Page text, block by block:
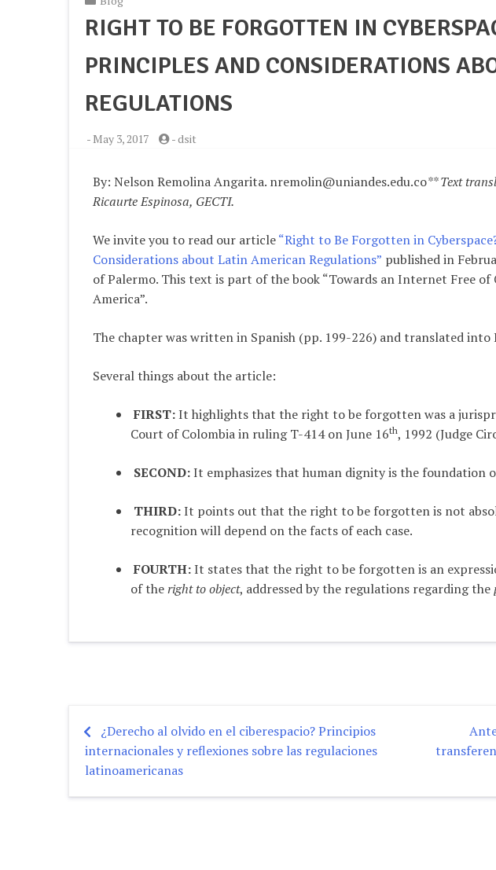
RIGHT TO BE FORGOTTEN IN
PRINCIPLES AND CONSIDERATIONS
REGULATIONS
- May 3, 2017 -dsit
By: Nelson Remolina Angarita. nremolin@uniandes.edu.co** Text
Ricaurte Espinosa, GECTI.
We invite you to read our article“Right to Be Forgotten in
Considerations about Latin American Regulations” published in
of Palermo. This text is part of the book “Towards an Internet Free
America”.
The chapter was written in Spanish (pp. 199-226) and translated into
Several things about the article:
FIRST:It highlights that the right to be forgotten was a
Court of Colombia in ruling T-414 on June 16th, 1992 (Judge
SECOND:It emphasizes that human dignity is the foundation
THIRD:It points out that the right to be forgotten is not
recognition will depend on the facts of each case.
FOURTH:It states that the right to be forgotten is an
of theright to object, addressed by the regulations regarding the
Post
navigation
¿Derecho al olvido en el ciberespacio? Principios
internacionales y reflexiones sobre las regulaciones
latinoamericanas